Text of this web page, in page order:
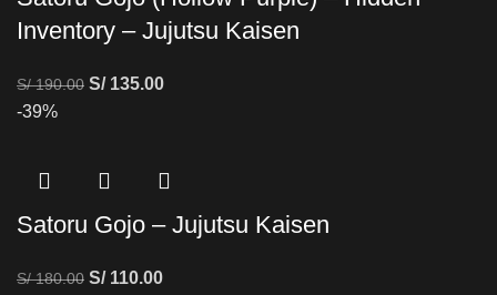
Inventory – Jujutsu Kaisen
S/190.00 S/135.00
-39%
Satoru Gojo – Jujutsu Kaisen
S/180.00 S/110.00